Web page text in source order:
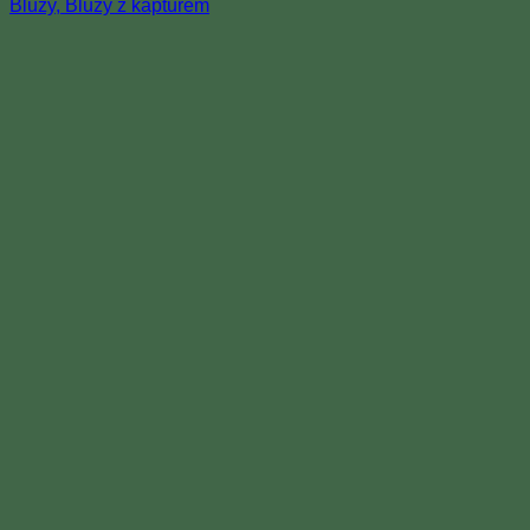
Bluzy, Bluzy z kapturem